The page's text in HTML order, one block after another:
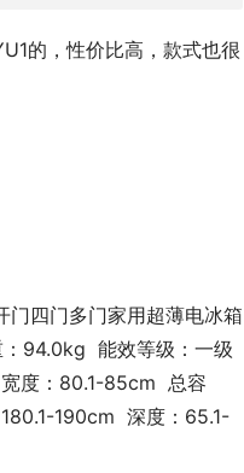
的，性价比高，款式也很
门四门多门家用超薄电冰箱
94.0kg  能效等级：一级
度：80.1-85cm  总容
190cm  深度：65.1-